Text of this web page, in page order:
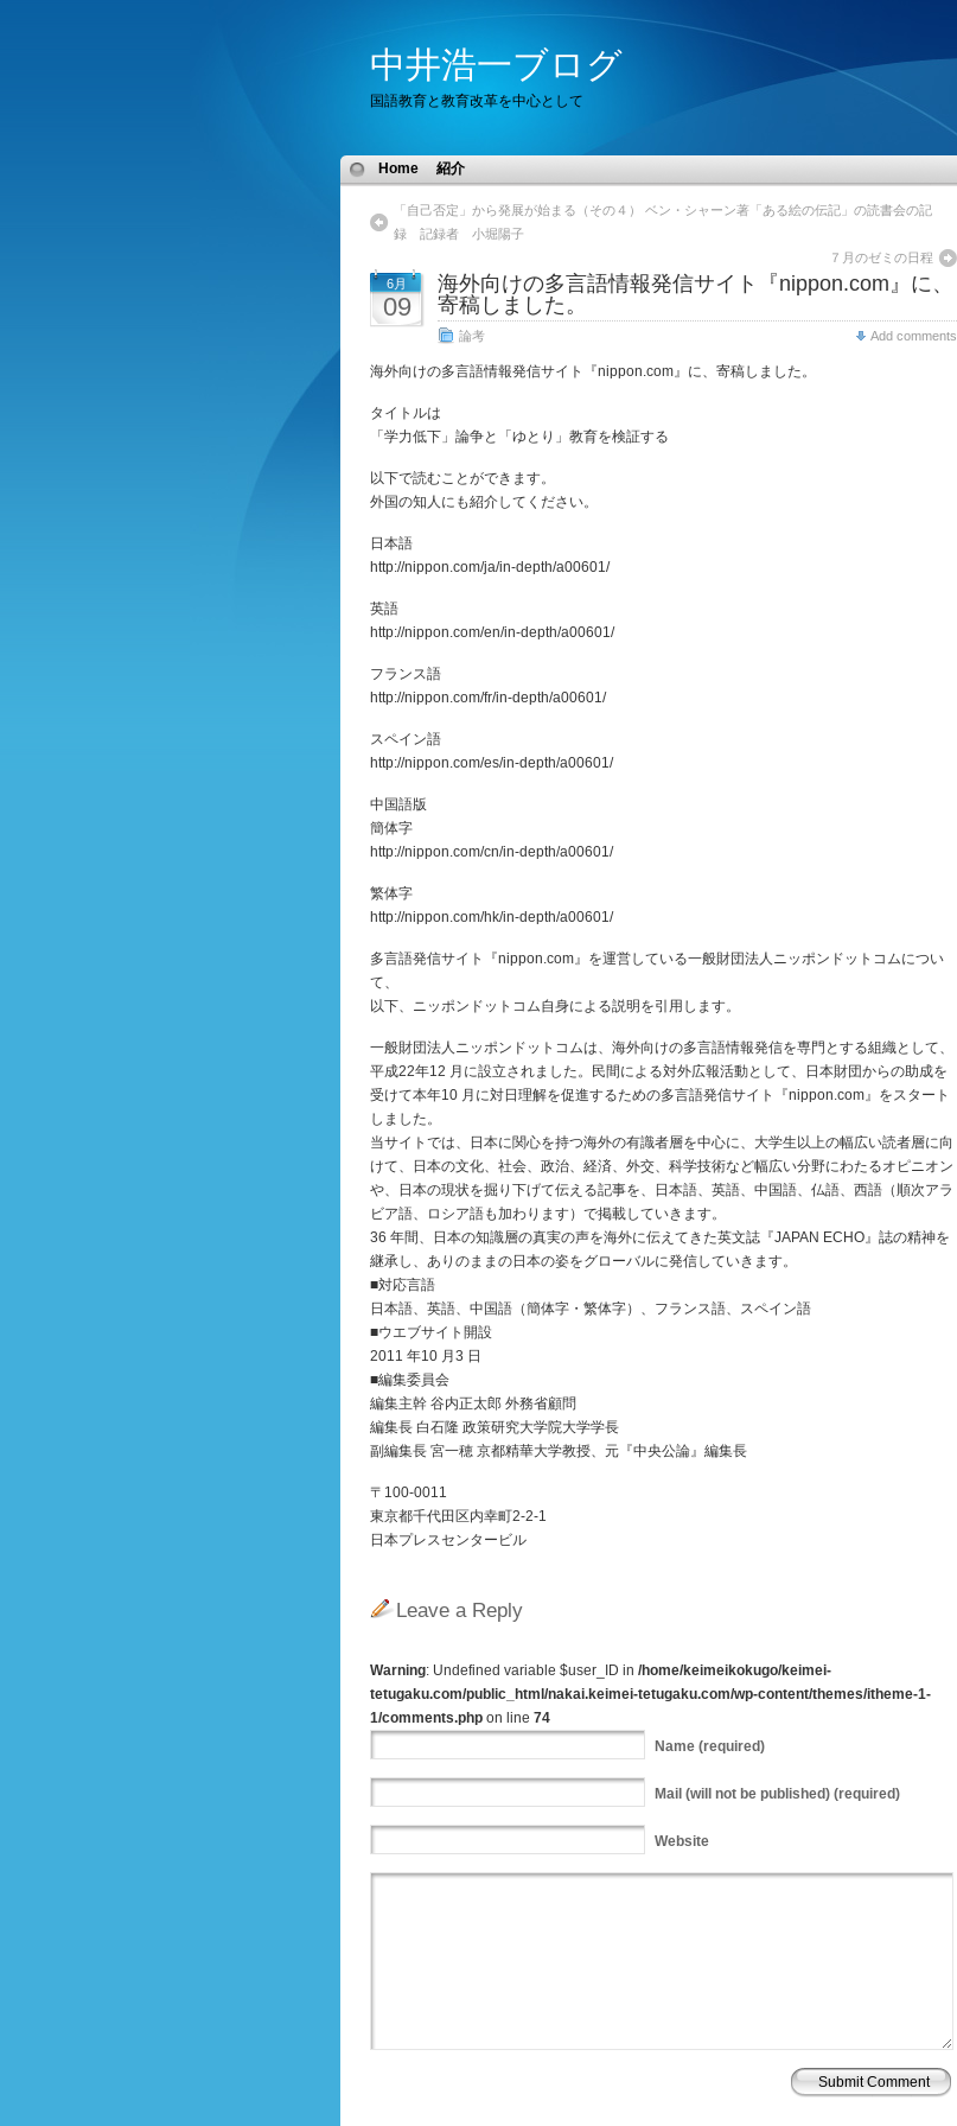
中井浩一ブログ
国語教育と教育改革を中心として
Home 紹介
「自己否定」から発展が始まる（その４） ベン・シャーン著「ある絵の伝記」の読書会の記
録 記録者 小堀陽子
７月のゼミの日程
6月
09
海外向けの多言語情報発信サイト『nippon.com』に、
寄稿しました。
論考 Add comments
海外向けの多言語情報発信サイト『nippon.com』に、寄稿しました。
タイトルは
「学力低下」論争と「ゆとり」教育を検証する
以下で読むことができます。
外国の知人にも紹介してください。
日本語
http://nippon.com/ja/in-depth/a00601/
英語
http://nippon.com/en/in-depth/a00601/
フランス語
http://nippon.com/fr/in-depth/a00601/
スペイン語
http://nippon.com/es/in-depth/a00601/
中国語版
簡体字
http://nippon.com/cn/in-depth/a00601/
繁体字
http://nippon.com/hk/in-depth/a00601/
多言語発信サイト『nippon.com』を運営している一般財団法人ニッポンドットコムについ
て、
以下、ニッポンドットコム自身による説明を引用します。
一般財団法人ニッポンドットコムは、海外向けの多言語情報発信を専門とする組織として、
平成22年12 月に設立されました。民間による対外広報活動として、日本財団からの助成を
受けて本年10 月に対日理解を促進するための多言語発信サイト『nippon.com』をスタート
しました。
当サイトでは、日本に関心を持つ海外の有識者層を中心に、大学生以上の幅広い読者層に向
けて、日本の文化、社会、政治、経済、外交、科学技術など幅広い分野にわたるオピニオン
や、日本の現状を掘り下げて伝える記事を、日本語、英語、中国語、仏語、西語（順次アラ
ビア語、ロシア語も加わります）で掲載していきます。
36 年間、日本の知識層の真実の声を海外に伝えてきた英文誌『JAPAN ECHO』誌の精神を
継承し、ありのままの日本の姿をグローバルに発信していきます。
■対応言語
日本語、英語、中国語（簡体字・繁体字）、フランス語、スペイン語
■ウエブサイト開設
2011 年10 月3 日
■編集委員会
編集主幹 谷内正太郎 外務省顧問
編集長 白石隆 政策研究大学院大学学長
副編集長 宮一穂 京都精華大学教授、元『中央公論』編集長
〒100-0011
東京都千代田区内幸町2-2-1
日本プレスセンタービル
Leave a Reply
Warning: Undefined variable $user_ID in /home/keimeikokugo/keimei-
tetugaku.com/public_html/nakai.keimei-tetugaku.com/wp-content/themes/itheme-1-
1/comments.php on line 74
Name (required)
Mail (will not be published) (required)
Website